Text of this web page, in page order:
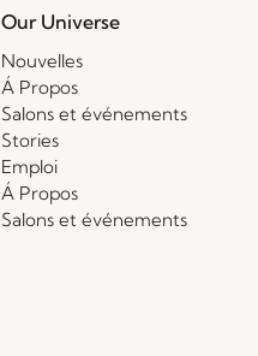
Our Universe
Nouvelles
Á Propos
Salons et événements
Stories
Emploi
Á Propos
Salons et événements